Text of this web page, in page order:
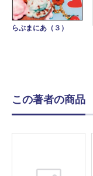
らぶまにあ（３）
この著者の商品